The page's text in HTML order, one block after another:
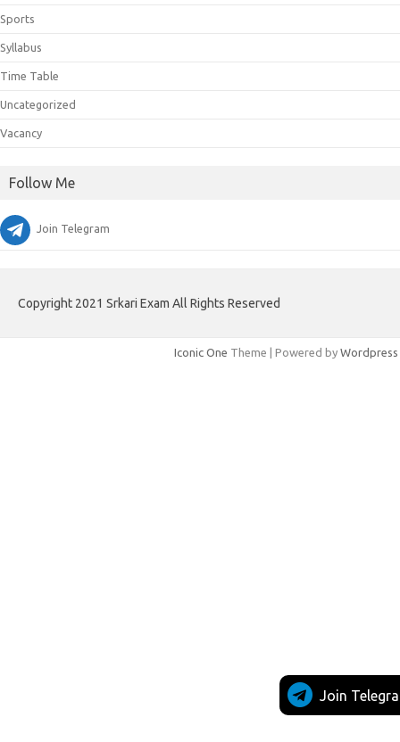
Sports
Syllabus
Time Table
Uncategorized
Vacancy
Follow Me
Join Telegram
Join
Copyright 2021 Srkari Exam All Rights Reserved
Iconic One Theme | Powered by Wordpress